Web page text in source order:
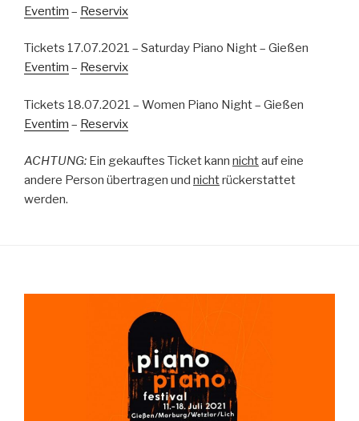
Eventim – Reservix
Tickets 17.07.2021 – Saturday Piano Night – Gießen
Eventim – Reservix
Tickets 18.07.2021 – Women Piano Night – Gießen
Eventim – Reservix
ACHTUNG: Ein gekauftes Ticket kann nichtauf eine
andere Person übertragen und nichtrückerstattet
werden.